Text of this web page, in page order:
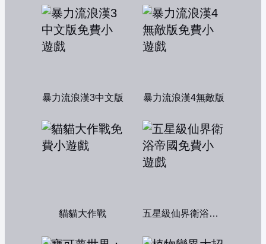
暴力流浪漢3中文版 暴力流浪漢4無敵版
貓貓大作戰 五星級仙界衛浴帝國